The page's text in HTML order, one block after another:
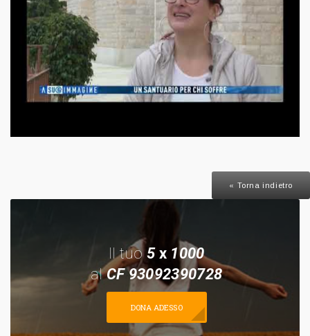
« Torna indietro
Il tuo 5x 1000
alCF 93092390728
DONA ADESSO